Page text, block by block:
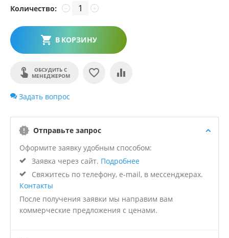
Количество: +
−
В КОРЗИНУ
ОБСУДИТЬ С
МЕНЕДЖЕРОМ
Задать вопрос
Отправьте запрос
Оформите заявку удобным способом:
Заявка через сайт. Подробнее
Свяжитесь по телефону, e-mail, в мессенджерах.
Контакты
После получения заявки мы направим вам
коммерческие предложения с ценами.